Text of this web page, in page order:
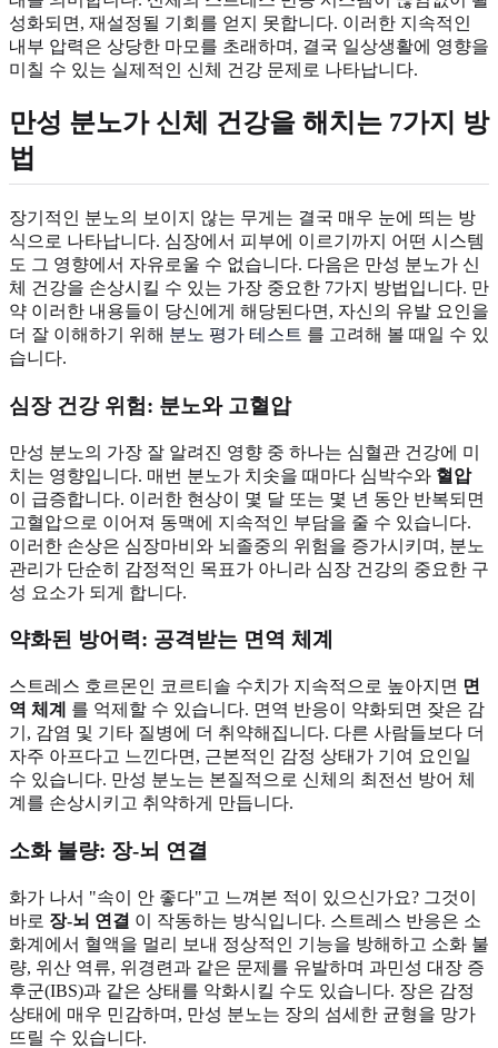
성화되면, 재설정될 기회를 얻지 못합니다. 이러한 지속적인
내부 압력은 상당한 마모를 초래하며, 결국 일상생활에 영향을
미칠 수 있는 실제적인 신체 건강 문제로 나타납니다.
만성 분노가 신체 건강을 해치는 7가지 방
법
장기적인 분노의 보이지 않는 무게는 결국 매우 눈에 띄는 방
식으로 나타납니다. 심장에서 피부에 이르기까지 어떤 시스템
도 그 영향에서 자유로울 수 없습니다. 다음은 만성 분노가 신
체 건강을 손상시킬 수 있는 가장 중요한 7가지 방법입니다. 만
약 이러한 내용들이 당신에게 해당된다면, 자신의 유발 요인을
더 잘 이해하기 위해 분노 평가 테스트 를 고려해 볼 때일 수 있
습니다.
심장 건강 위험: 분노와 고혈압
만성 분노의 가장 잘 알려진 영향 중 하나는 심혈관 건강에 미
치는 영향입니다. 매번 분노가 치솟을 때마다 심박수와 혈압
이 급증합니다. 이러한 현상이 몇 달 또는 몇 년 동안 반복되면
고혈압으로 이어져 동맥에 지속적인 부담을 줄 수 있습니다.
이러한 손상은 심장마비와 뇌졸중의 위험을 증가시키며, 분노
관리가 단순히 감정적인 목표가 아니라 심장 건강의 중요한 구
성 요소가 되게 합니다.
약화된 방어력: 공격받는 면역 체계
스트레스 호르몬인 코르티솔 수치가 지속적으로 높아지면 면
역 체계
를 억제할 수 있습니다. 면역 반응이 약화되면 잦은 감
기, 감염 및 기타 질병에 더 취약해집니다. 다른 사람들보다 더
자주 아프다고 느낀다면, 근본적인 감정 상태가 기여 요인일
수 있습니다. 만성 분노는 본질적으로 신체의 최전선 방어 체
계를 손상시키고 취약하게 만듭니다.
소화 불량: 장-뇌 연결
화가 나서 "속이 안 좋다"고 느껴본 적이 있으신가요? 그것이
바로 장-뇌 연결 이 작동하는 방식입니다. 스트레스 반응은 소
화계에서 혈액을 멀리 보내 정상적인 기능을 방해하고 소화 불
량, 위산 역류, 위경련과 같은 문제를 유발하며 과민성 대장 증
후군(IBS)과 같은 상태를 악화시킬 수도 있습니다. 장은 감정
상태에 매우 민감하며, 만성 분노는 장의 섬세한 균형을 망가
뜨릴 수 있습니다.